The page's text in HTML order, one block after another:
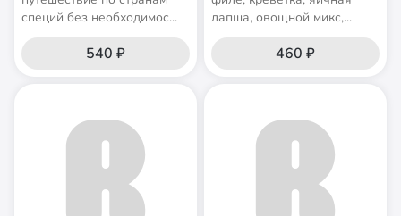
специй без необходимос...
540 ₽
лапша, овощной микс,...
460 ₽